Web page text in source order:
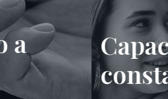
constantes